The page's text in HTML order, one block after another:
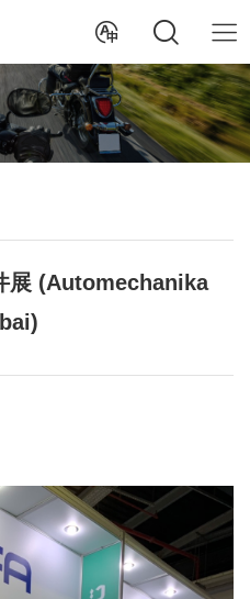
展 (Automechanika